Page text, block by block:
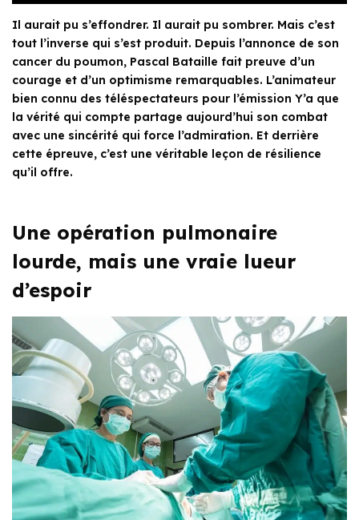
Il aurait pu s’effondrer. Il aurait pu sombrer. Mais c’est
tout l’inverse qui s’est produit. Depuis l’annonce de son
cancer du poumon, Pascal Bataille fait preuve d’un
courage et d’un optimisme remarquables. L’animateur
bien connu des téléspectateurs pour l’émission Y’a que
la vérité qui compte partage aujourd’hui son combat
avec une sincérité qui force l’admiration. Et derrière
cette épreuve, c’est une véritable leçon de résilience
qu’il offre.
Une opération pulmonaire
lourde, mais une vraie lueur
d’espoir